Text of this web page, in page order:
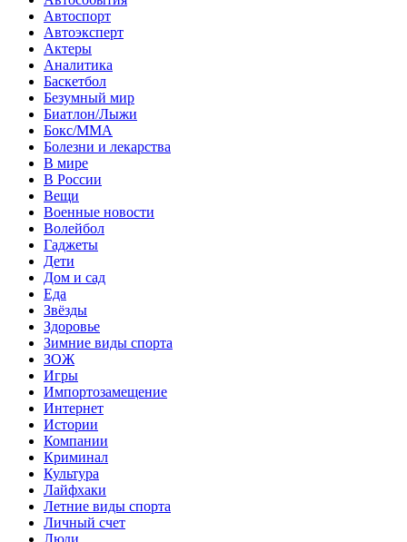
Автоспорт
Автоэксперт
Актеры
Аналитика
Баскетбол
Безумный мир
Биатлон/Лыжи
Бокс/MMA
Болезни и лекарства
В мире
В России
Вещи
Военные новости
Волейбол
Гаджеты
Дети
Дом и сад
Еда
Звёзды
Здоровье
Зимние виды спорта
ЗОЖ
Игры
Импортозамещение
Интернет
Истории
Компании
Криминал
Культура
Лайфхаки
Летние виды спорта
Личный счет
Люди